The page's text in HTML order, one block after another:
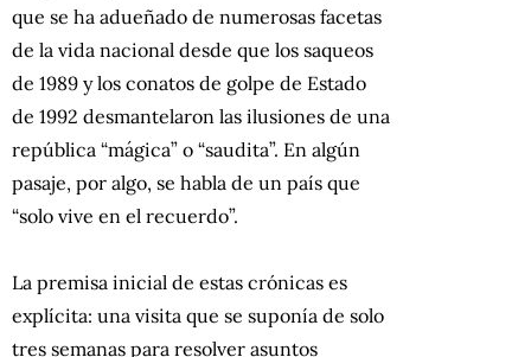
que se ha adueñado de numerosas facetas
de la vida nacional desde que los saqueos
de 1989 y los conatos de golpe de Estado
de 1992 desmantelaron las ilusiones de una
república “mágica” o “saudita”. En algún
pasaje, por algo, se habla de un país que
“solo vive en el recuerdo”.
La premisa inicial de estas crónicas es
explícita: una visita que se suponía de solo
tres semanas para resolver asuntos